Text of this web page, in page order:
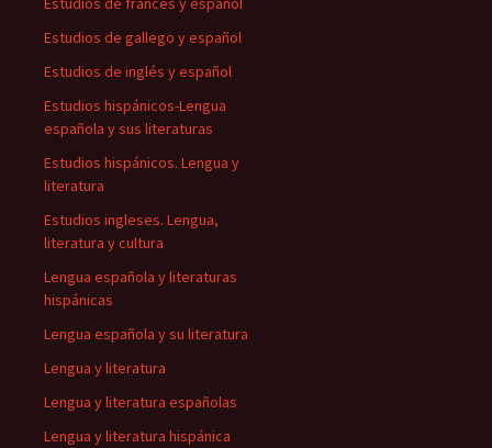
Estudios de gallego y español
Estudios de inglés y español
Estudios hispánicos-Lengua
española y sus literaturas
Estudios hispánicos. Lengua y
literatura
Estudios ingleses. Lengua,
literatura y cultura
Lengua española y literaturas
hispánicas
Lengua española y su literatura
Lengua y literatura
Lengua y literatura españolas
Lengua y literatura hispánica